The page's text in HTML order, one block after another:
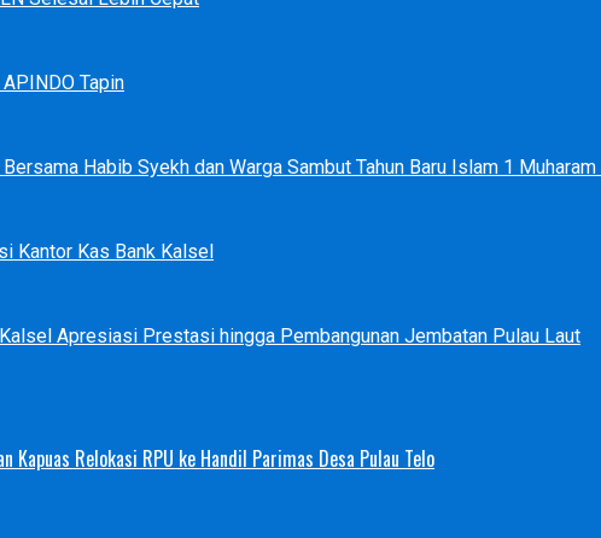
Tapin
Habib Syekh dan Warga Sambut Tahun Baru Islam 1 Muharam
Kantor Kas Bank Kalsel
Apresiasi Prestasi hingga Pembangunan Jembatan Pulau Laut
Kapuas Relokasi RPU ke Handil Parimas Desa Pulau Telo